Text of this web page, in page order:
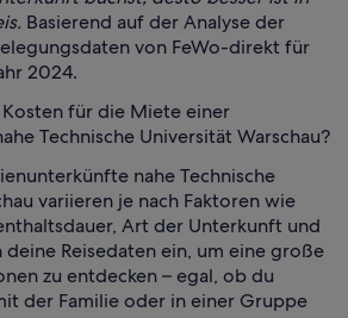
Basierend auf der Analyse der
von FeWo-direkt für
2024.
für die Miete einer
Technische Universität Warschau?
nahe Technische
variieren je nach Faktoren wie
Art der Unterkunft und
deine Reisedaten ein, um eine große
zu entdecken – egal, ob du
der Familie oder in einer Gruppe